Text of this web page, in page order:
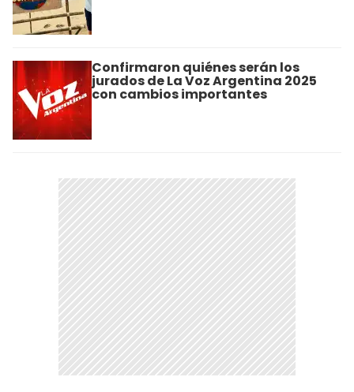
Confirmaron quiénes serán los
jurados de La Voz Argentina 2025
con cambios importantes